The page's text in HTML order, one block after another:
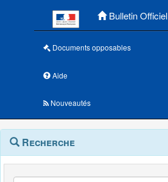
Bulletin Officiel
Documents opposables
Aide
Nouveautés
Navigation
outils
Menu
contextuel
Recherche